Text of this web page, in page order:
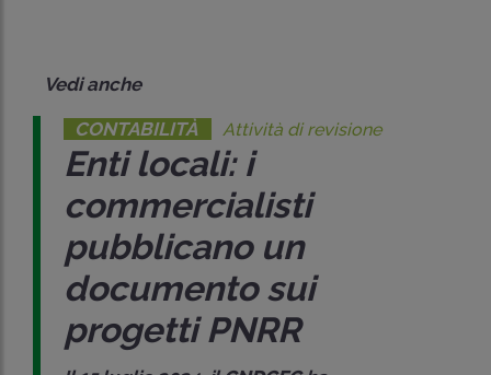
Vedi anche
CONTABILITÀ Attività di revisione
Enti locali: i
commercialisti
pubblicano un
documento sui
progetti PNRR